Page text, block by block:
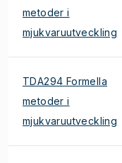
metoder i
mjukvaruutveckling
TDA294 Formella
metoder i
mjukvaruutveckling